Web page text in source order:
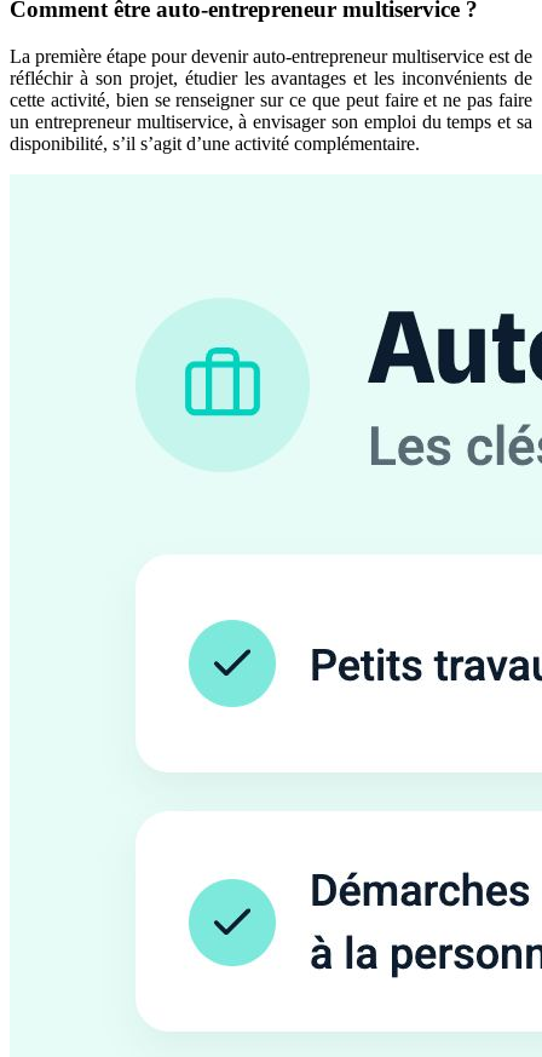
Comment être auto-entrepreneur multiservice ?
La première étape pour devenir auto-entrepreneur multiservice est de
réfléchir à son projet, étudier les avantages et les inconvénients de
cette activité, bien se renseigner sur ce que peut faire et ne pas faire
un entrepreneur multiservice, à envisager son emploi du temps et sa
disponibilité, s’il s’agit d’une activité complémentaire.